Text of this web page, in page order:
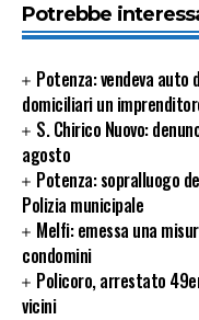
Potrebbe
Potenza: vendeva
domiciliari un
S. Chirico Nuovo:
agosto
Potenza: sopralluogo
Polizia municipale
Melfi: emessa una
condomini
Policoro, arrestato
vicini